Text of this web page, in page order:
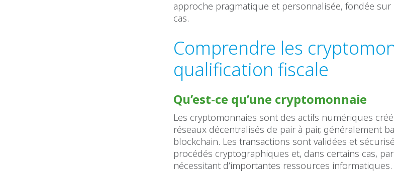
approche pragmatique et personnalisée, fondée sur
cas.
Comprendre les
qualification fiscale
Qu’est-ce qu’une cryptomonnaie
Les cryptomonnaies sont des actifs numériques
réseaux décentralisés de pair à pair, généralement
blockchain. Les transactions sont validées et
procédés cryptographiques et, dans certains cas,
nécessitant d’importantes ressources informatiques.